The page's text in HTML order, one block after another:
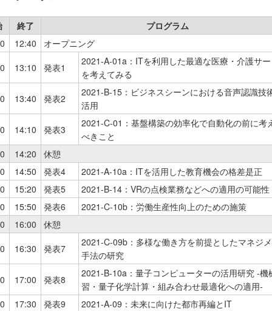
終了
プログラム
12:40
オープニング
13:10 発表1
2021-A-01a：ITを利⽤した最適な医療・介護サ
を考えてみる
13:40 発表2
2021-B-15：ビジネスシーンにおける⾳声認識技
活⽤
14:10 発表3
2021-C-01：基盤構築の効率化で⾃動化の前に考
べきこと
14:20
休憩
14:50 発表4
2021-A-10a：ITを活⽤した教育機会の格差是正
15:20 発表5
2021-B-14：VRの点検業務などへの適⽤の可能性
15:50 発表6
2021-C-10b：労働⽣産性向上のための施策
16:00
休憩
16:30 発表7
2021-C-09b：多様な働き⽅を前提としたマネジ
⼿法の研究
17:00 発表8
2021-B-10a：量⼦コンピューターの活⽤研究 -機
習・量⼦化学計算・組み合わせ最適化への適⽤-
17:30 発表9
2021-A-09：未来に向けた都市再編とIT